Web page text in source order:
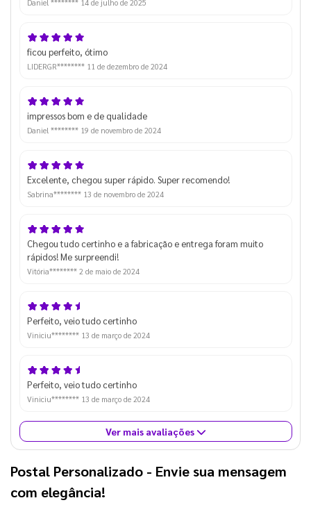
Daniel ******** 14 de julho de 2025
ficou perfeito, ótimo
LIDERGR******** 11 de dezembro de 2024
impressos bom e de qualidade
Daniel ******** 19 de novembro de 2024
Excelente, chegou super rápido. Super recomendo!
Sabrina******** 13 de novembro de 2024
Chegou tudo certinho e a fabricação e entrega foram muito
rápidos! Me surpreendi!
Vitória******** 2 de maio de 2024
Perfeito, veio tudo certinho
Viniciu******** 13 de março de 2024
Perfeito, veio tudo certinho
Viniciu******** 13 de março de 2024
Ver mais avaliações
Postal Personalizado - Envie sua mensagem
com elegância!